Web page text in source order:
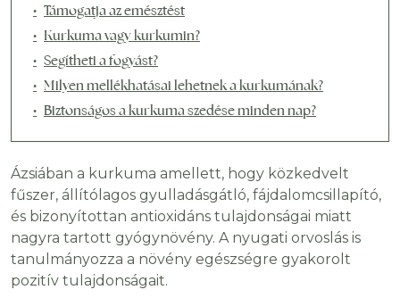
Támogatja az emésztést
Kurkuma vagy kurkumin?
Segítheti a fogyást?
Milyen mellékhatásai lehetnek a kurkumának?
Biztonságos a kurkuma szedése minden nap?
Ázsiában a kurkuma amellett, hogy közkedvelt
fűszer, állítólagos gyulladásgátló, fájdalomcsillapító,
és bizonyítottan antioxidáns tulajdonságai miatt
nagyra tartott gyógynövény. A nyugati orvoslás is
tanulmányozza a növény egészségre gyakorolt
pozitív tulajdonságait.